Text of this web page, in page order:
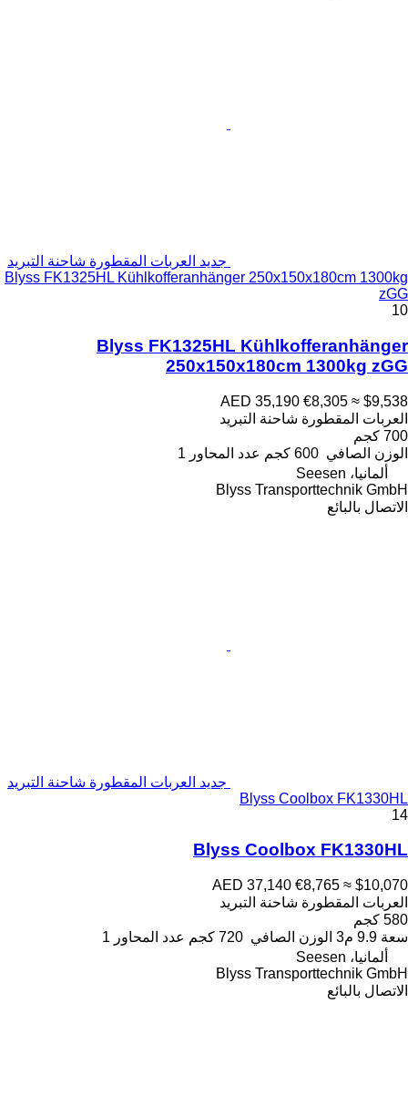
جديد العربات المقطورة شاحنة التبريد
Blyss FK1325HL Kühlkofferanhänger 250x150x180cm 1300kg
zGG
10
Blyss FK1325HL Kühlkofferanhänger
250x150x180cm 1300kg zGG
AED 35,190 €8,305 ≈ $9,538
العربات المقطورة شاحنة التبريد
700 كجم
الوزن الصافي 600 كجم عدد المحاور 1
ألمانيا، Seesen
Blyss Transporttechnik GmbH
الاتصال بالبائع
جديد العربات المقطورة شاحنة التبريد
Blyss Coolbox FK1330HL
14
Blyss Coolbox FK1330HL
AED 37,140 €8,765 ≈ $10,070
العربات المقطورة شاحنة التبريد
580 كجم
سعة 9.9 م3 الوزن الصافي 720 كجم عدد المحاور 1
ألمانيا، Seesen
Blyss Transporttechnik GmbH
الاتصال بالبائع